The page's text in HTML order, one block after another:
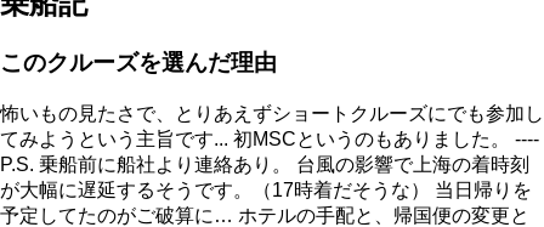
このクルーズを選んだ理由
怖いもの見たさで、とりあえずショートクルーズにでも参加し
てみようという主旨です... 初MSCというのもありました。 ----
P.S. 乗船前に船社より連絡あり。 台風の影響で上海の着時刻
が大幅に遅延するそうです。（17時着だそうな） 当日帰りを
予定してたのがご破算に… ホテルの手配と、帰国便の変更と